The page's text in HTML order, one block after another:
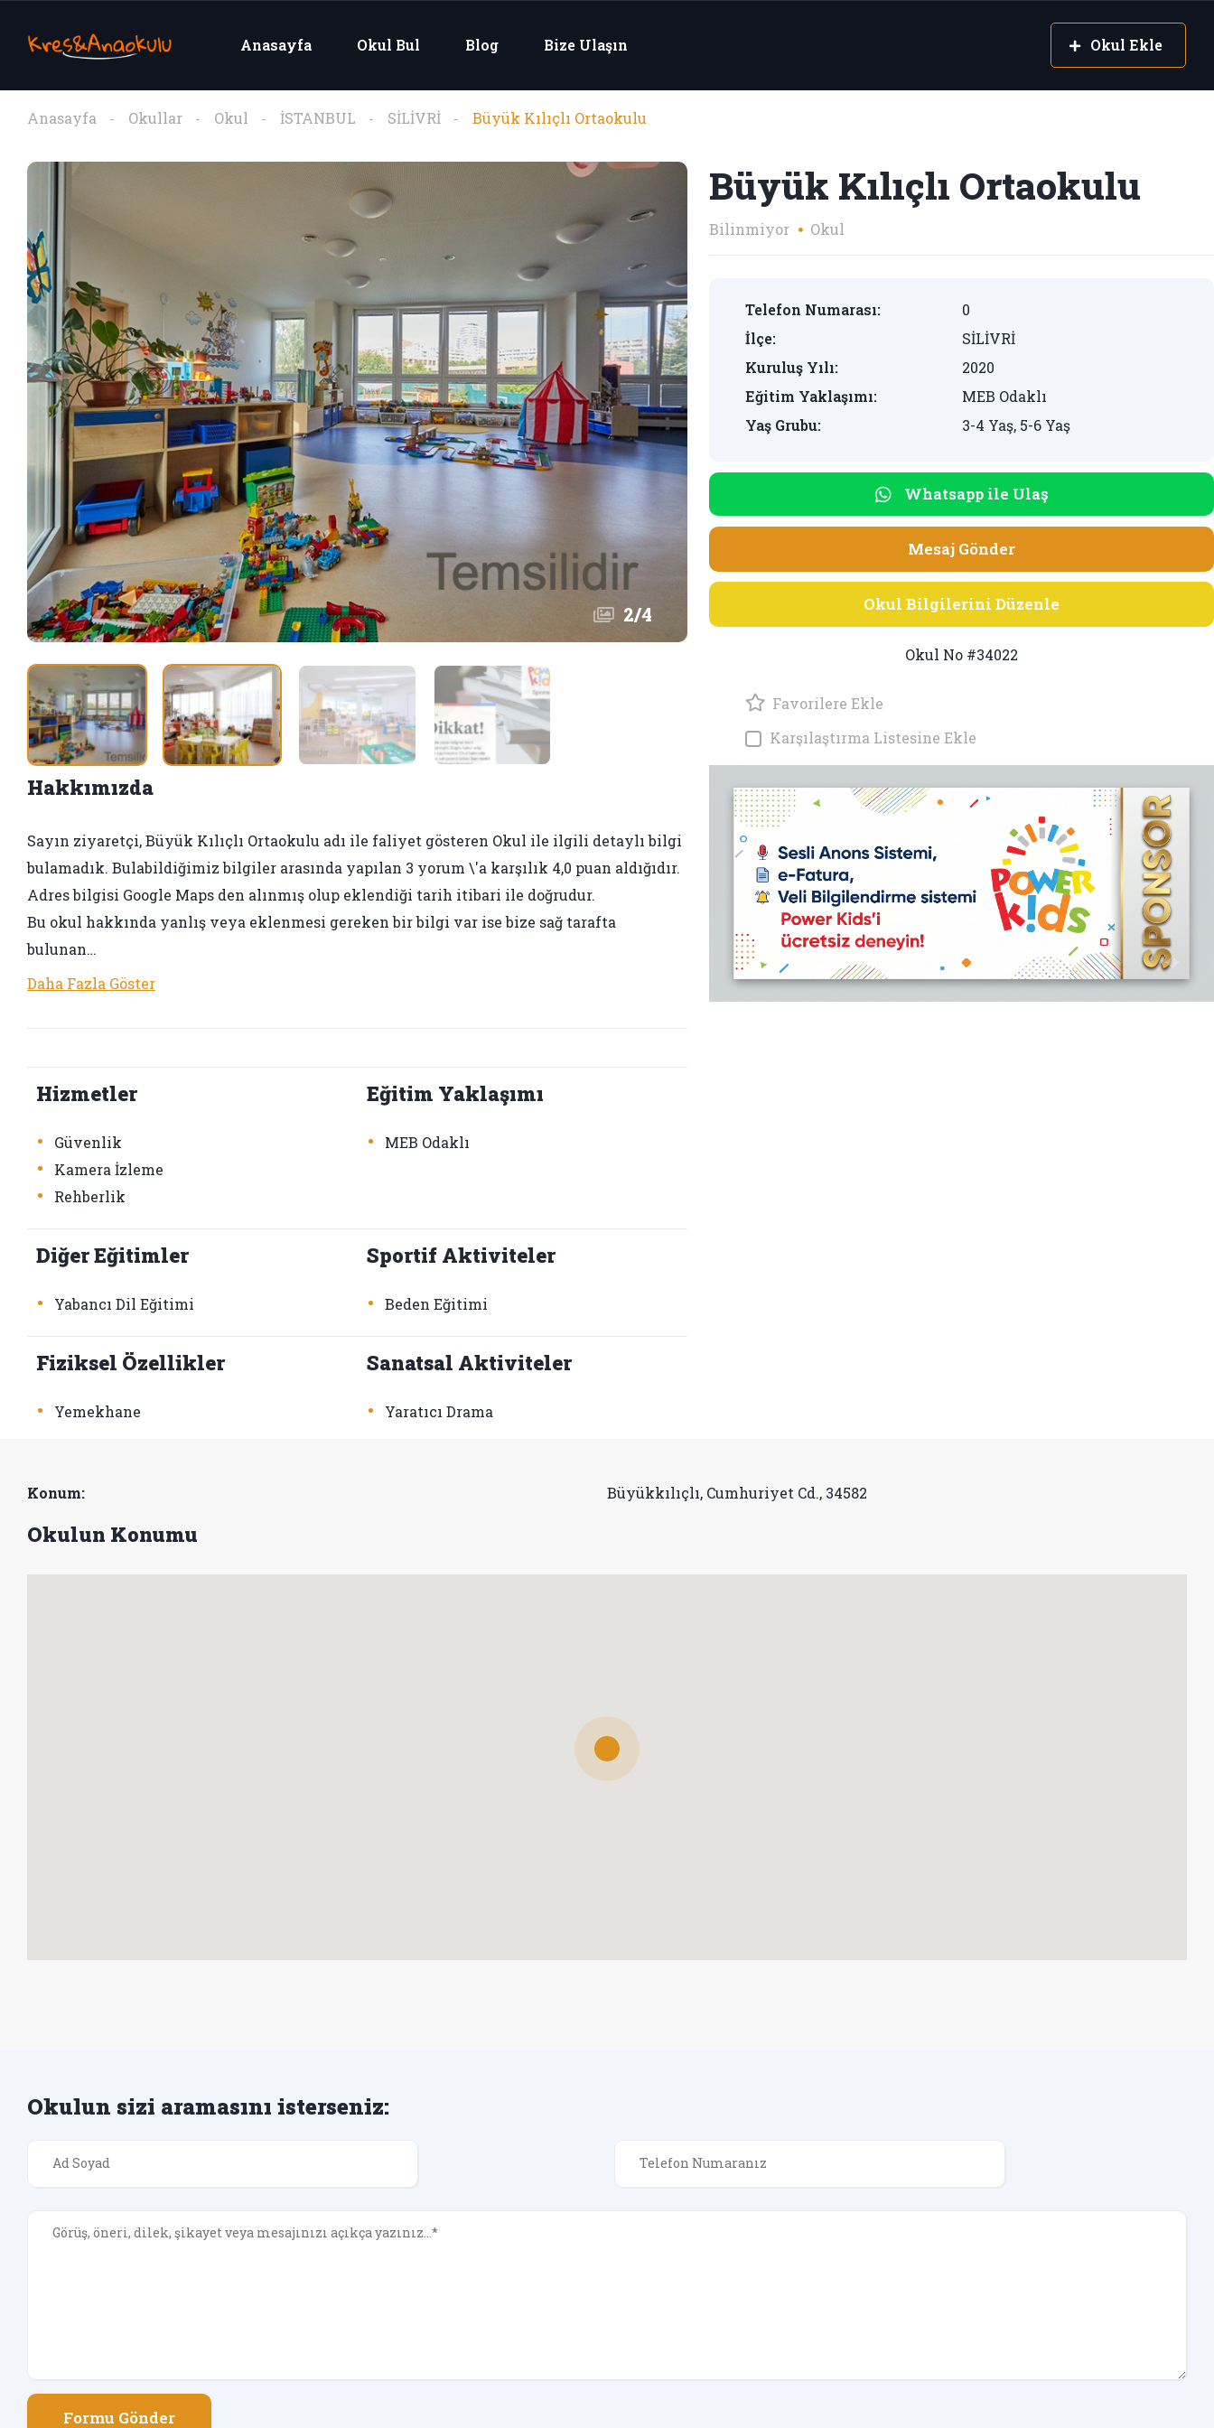
Anasayfa Okul Bul Blog Bize Ulaşın Okul Ekle
Anasayfa Okullar Okul İSTANBUL SİLİVRİ Büyük Kılıçlı Ortaokulu
2/4
Hakkımızda
Sayın ziyaretçi, Büyük Kılıçlı Ortaokulu adı ile faliyet gösteren Okul ile ilgili detaylı bilgi
bulamadık. Bulabildiğimiz bilgiler arasında yapılan 3 yorum \'a karşılık 4,0 puan aldığıdır.
Adres bilgisi Google Maps den alınmış olup eklendiği tarih itibari ile doğrudur.
Bu okul hakkında yanlış veya eklenmesi gereken bir bilgi var ise bize sağ tarafta
bulunan…
Daha Fazla Göster
Hizmetler
• Güvenlik
• Kamera İzleme
• Rehberlik
Eğitim Yaklaşımı
• MEB Odaklı
Diğer Eğitimler
• Yabancı Dil Eğitimi
Sportif Aktiviteler
• Beden Eğitimi
Fiziksel Özellikler
• Yemekhane
Sanatsal Aktiviteler
• Yaratıcı Drama
Büyük Kılıçlı Ortaokulu
Bilinmiyor Okul
Telefon Numarası:
0
İlçe:
SİLİVRİ
Kuruluş Yılı:
2020
Eğitim Yaklaşımı:
MEB Odaklı
Yaş Grubu:
3-4 Yaş, 5-6 Yaş
Whatsapp ile Ulaş
Mesaj Gönder
Okul Bilgilerini Düzenle
Okul No #34022
Favorilere Ekle
Karşılaştırma Listesine Ekle
Konum: Büyükkılıçlı, Cumhuriyet Cd., 34582
Okulun Konumu
Okulun sizi aramasını isterseniz:
Formu Gönder